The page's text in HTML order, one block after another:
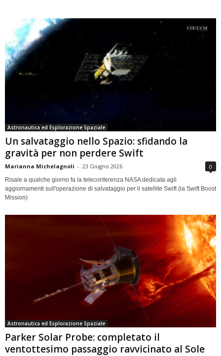
Astronautica ed Esplorazione Spaziale
Un salvataggio nello Spazio: sfidando la
gravità per non perdere Swift
Marianna Michelagnoli - 23 Giugno 2026 0
Risale a qualche giorno fa la teleconferenza NASA dedicata agli
aggiornamenti sull'operazione di salvataggio per il satellite Swift (la Swift Boost
Mission)
Astronautica ed Esplorazione Spaziale
Parker Solar Probe: completato il
ventottesimo passaggio ravvicinato al Sole